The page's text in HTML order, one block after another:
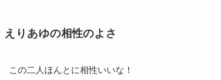
えりあゆの相性のよさ
この二人ほんとに相性いいな！